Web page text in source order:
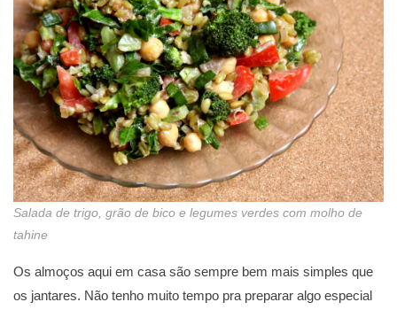
Salada de trigo, grão de bico e legumes verdes com molho de
tahine
Os almoços aqui em casa são sempre bem mais simples que
os jantares. Não tenho muito tempo pra preparar algo especial